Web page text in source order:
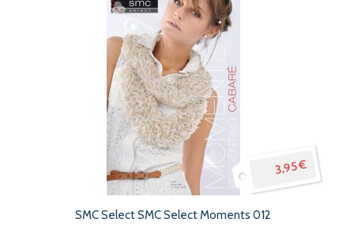
3,95 €
SMC Select SMC Select Moments 012